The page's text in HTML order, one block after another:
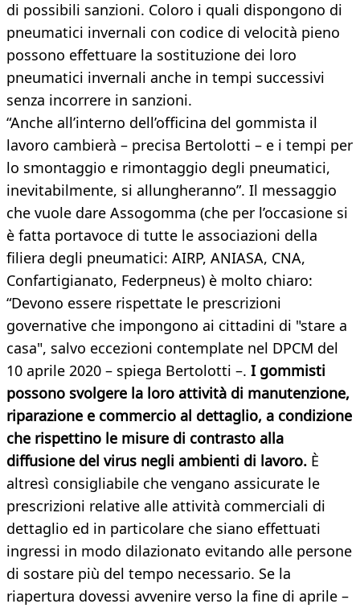
di possibili sanzioni. Coloro i quali dispongono di
pneumatici invernali con codice di velocità pieno
possono effettuare la sostituzione dei loro
pneumatici invernali anche in tempi successivi
senza incorrere in sanzioni.
“Anche all’interno dell’officina del gommista il
lavoro cambierà – precisa Bertolotti – e i tempi per
lo smontaggio e rimontaggio degli pneumatici,
inevitabilmente, si allungheranno”. Il messaggio
che vuole dare Assogomma (che per l’occasione si
è fatta portavoce di tutte le associazioni della
filiera degli pneumatici: AIRP, ANIASA, CNA,
Confartigianato, Federpneus) è molto chiaro:
“Devono essere rispettate le prescrizioni
governative che impongono ai cittadini di "stare a
casa", salvo eccezioni contemplate nel DPCM del
10 aprile 2020 – spiega Bertolotti –. I gommisti
possono svolgere la loro attività di manutenzione,
riparazione e commercio al dettaglio, a condizione
che rispettino le misure di contrasto alla
diffusione del virus negli ambienti di lavoro. È
altresì consigliabile che vengano assicurate le
prescrizioni relative alle attività commerciali di
dettaglio ed in particolare che siano effettuati
ingressi in modo dilazionato evitando alle persone
di sostare più del tempo necessario. Se la
riapertura dovessi avvenire verso la fine di aprile –